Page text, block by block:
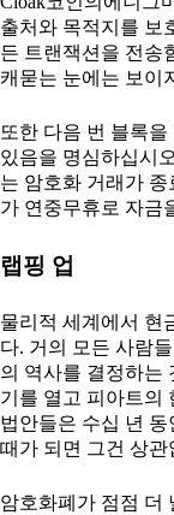
출처와 목적지를 보
든 트랜잭션을 전송
캐묻는 눈에는 보이
또한 다음 번 블록
있음을 명심하십시
는 암호화 거래가 종
가 연중무휴로 자금
랩핑 업
물리적 세계에서 현
다. 거의 모든 사람
의 역사를 결정하는
기를 열고 피아트의
법안들은 수십 년
때가 되면 그건 상관
암호화폐가 점점 더